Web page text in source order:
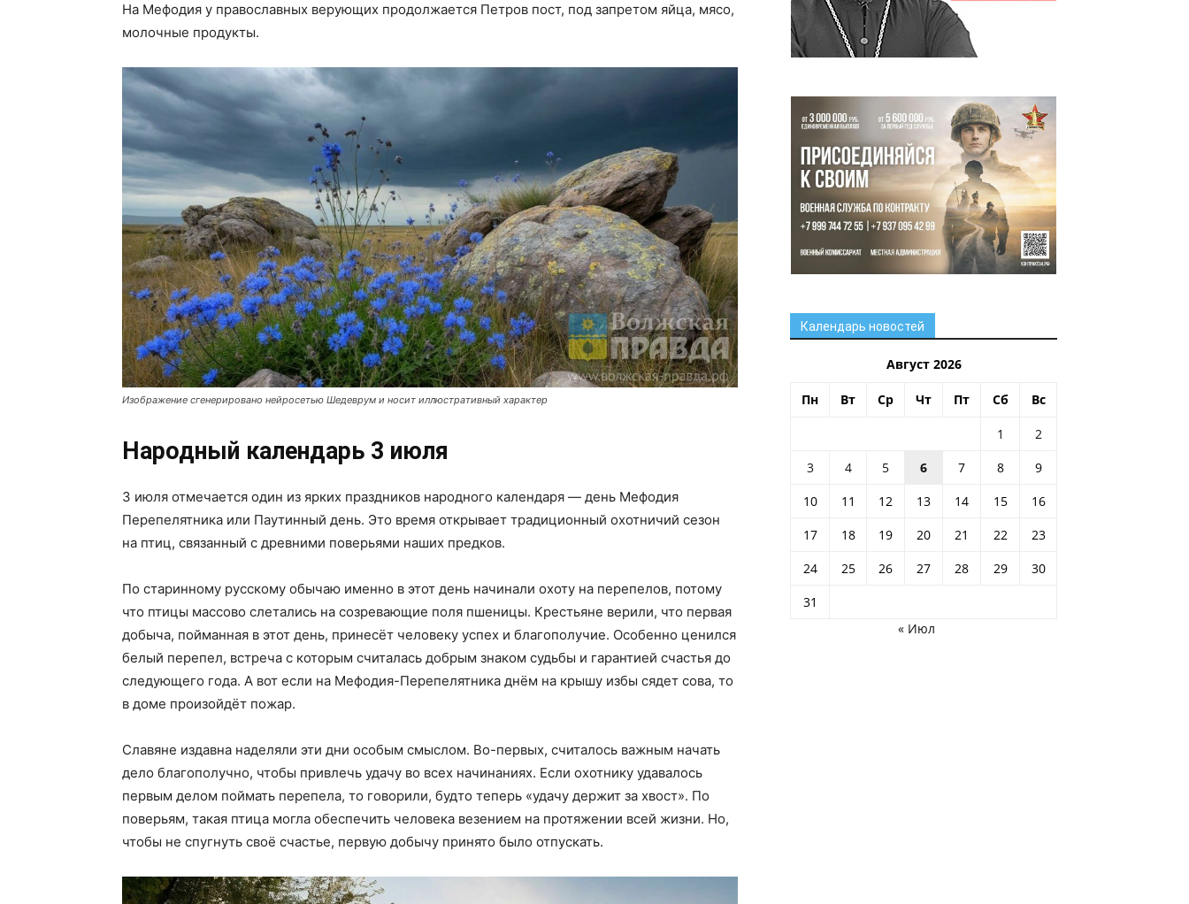
На Мефодия у православных верующих продолжается Петров пост, под запретом яйца, мясо,
молочные продукты.
Изображение сгенерировано нейросетью Шедеврум и носит иллюстративный характер
Народный календарь 3 июля
3 июля отмечается один из ярких праздников народного календаря — день Мефодия
Перепелятника или Паутинный день. Это время открывает традиционный охотничий сезон
на птиц, связанный с древними поверьями наших предков.
По старинному русскому обычаю именно в этот день начинали охоту на перепелов, потому
что птицы массово слетались на созревающие поля пшеницы. Крестьяне верили, что первая
добыча, пойманная в этот день, принесёт человеку успех и благополучие. Особенно ценился
белый перепел, встреча с которым считалась добрым знаком судьбы и гарантией счастья до
следующего года. А вот если на Мефодия-Перепелятника днём на крышу избы сядет сова, то
в доме произойдёт пожар.
Славяне издавна наделяли эти дни особым смыслом. Во-первых, считалось важным начать
дело благополучно, чтобы привлечь удачу во всех начинаниях. Если охотнику удавалось
первым делом поймать перепела, то говорили, будто теперь «удачу держит за хвост». По
поверьям, такая птица могла обеспечить человека везением на протяжении всей жизни. Но,
чтобы не спугнуть своё счастье, первую добычу принято было отпускать.
Календарь новостей
Август 2026
Пн Вт Ср Чт Пт Сб Вс
1
2
3
4 5 6 7 8
9
10
11 12 13 14 15
16
17
18 19 20 21 22
23
24
25 26 27 28 29
30
31
« Июл